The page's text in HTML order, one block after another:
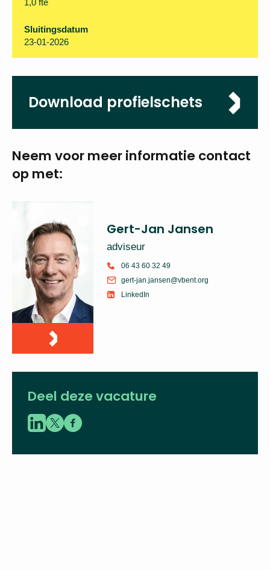
1,0 fte
Sluitingsdatum
23-01-2026
Download
profielschets
Neem voor meer
contact op met:
Gert-Jan Jansen
adviseur